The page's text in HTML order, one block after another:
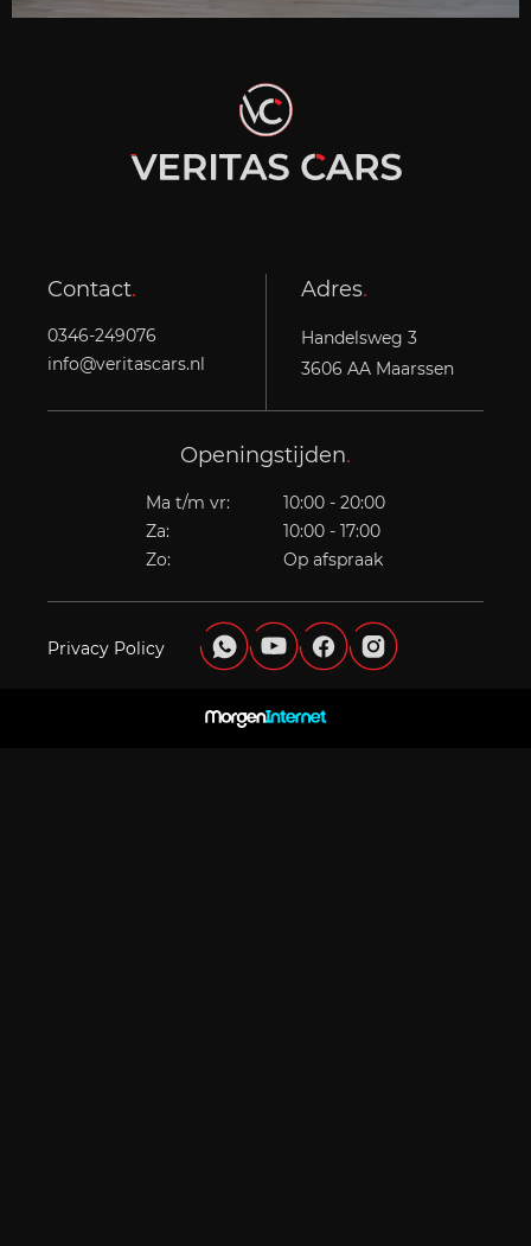
Contact.
0346-249076
info@veritascars.nl
Adres.
Handelsweg 3
3606 AA Maarssen
Openingstijden.
Ma t/m vr:
10:00 - 20:00
Za:
10:00 - 17:00
Zo:
Op afspraak
Privacy Policy